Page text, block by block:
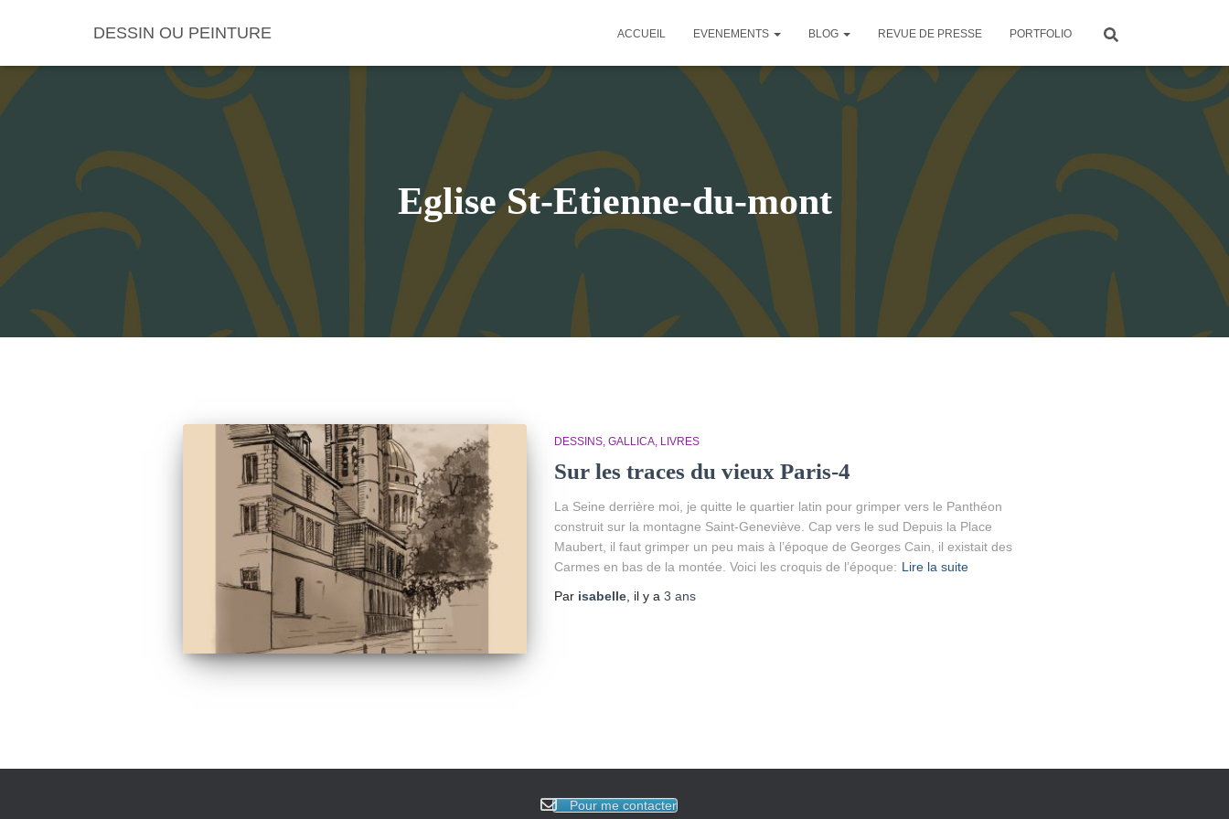
DESSIN OU PEINTURE ACCUEIL EVENEMENTS BLOG REVUE DE PRESSE PORTFOLIO
Eglise St-Etienne-du-mont
DESSINS GALLICA LIVRES
Sur les traces du vieux Paris-4
La Seine derrière moi, je quitte le quartier latin pour grimper vers le Panthéon
construit sur la montagne Saint-Geneviève. Cap vers le sud Depuis la Place
Maubert, il faut grimper un peu mais à l’époque de Georges Cain, il existait des
Carmes en bas de la montée. Voici les croquis de l’époque: Lire la suite
Par isabelle, il y a 3 ans
Pour me contacter